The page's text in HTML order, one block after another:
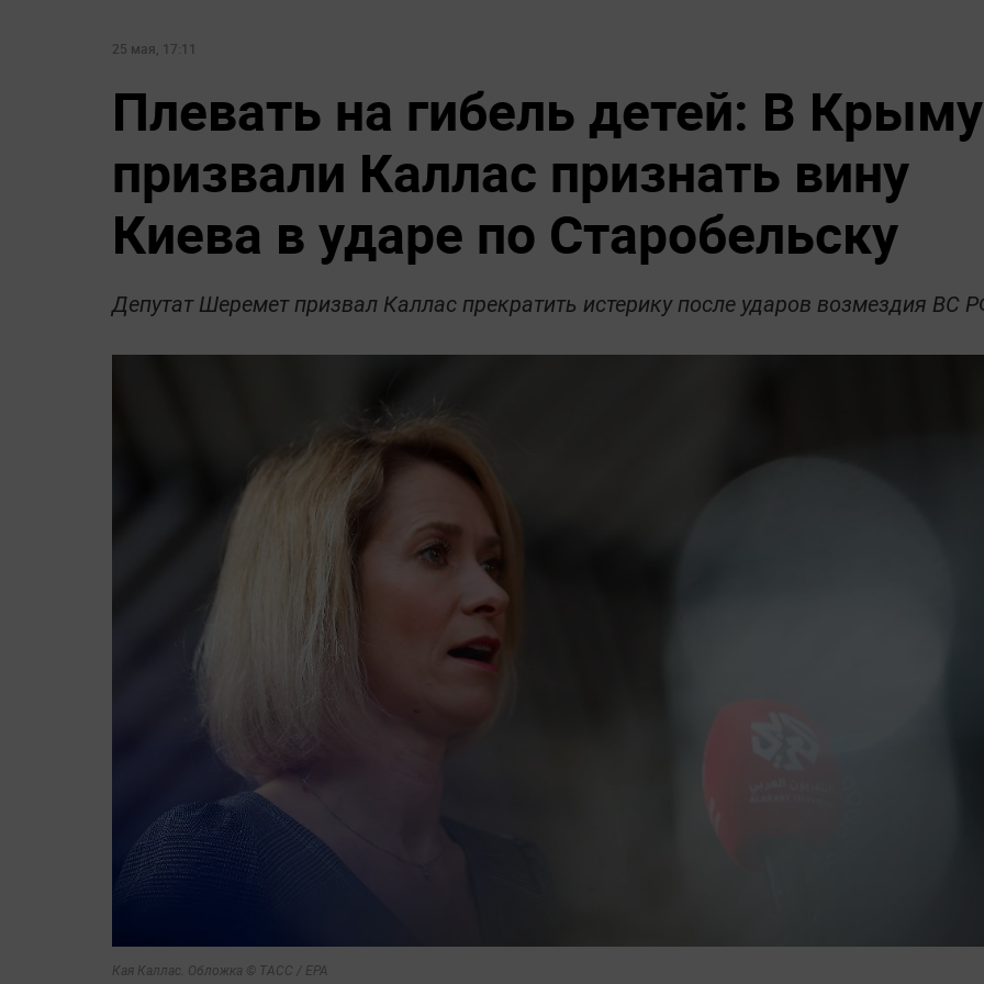
25 мая, 17:11
Плевать на гибель детей: В Крыму
призвали Каллас признать вину
Киева в ударе по Старобельску
Депутат Шеремет призвал Каллас прекратить истерику после ударов возмездия ВС
Кая Каллас. Обложка © ТАСС / ЕРА